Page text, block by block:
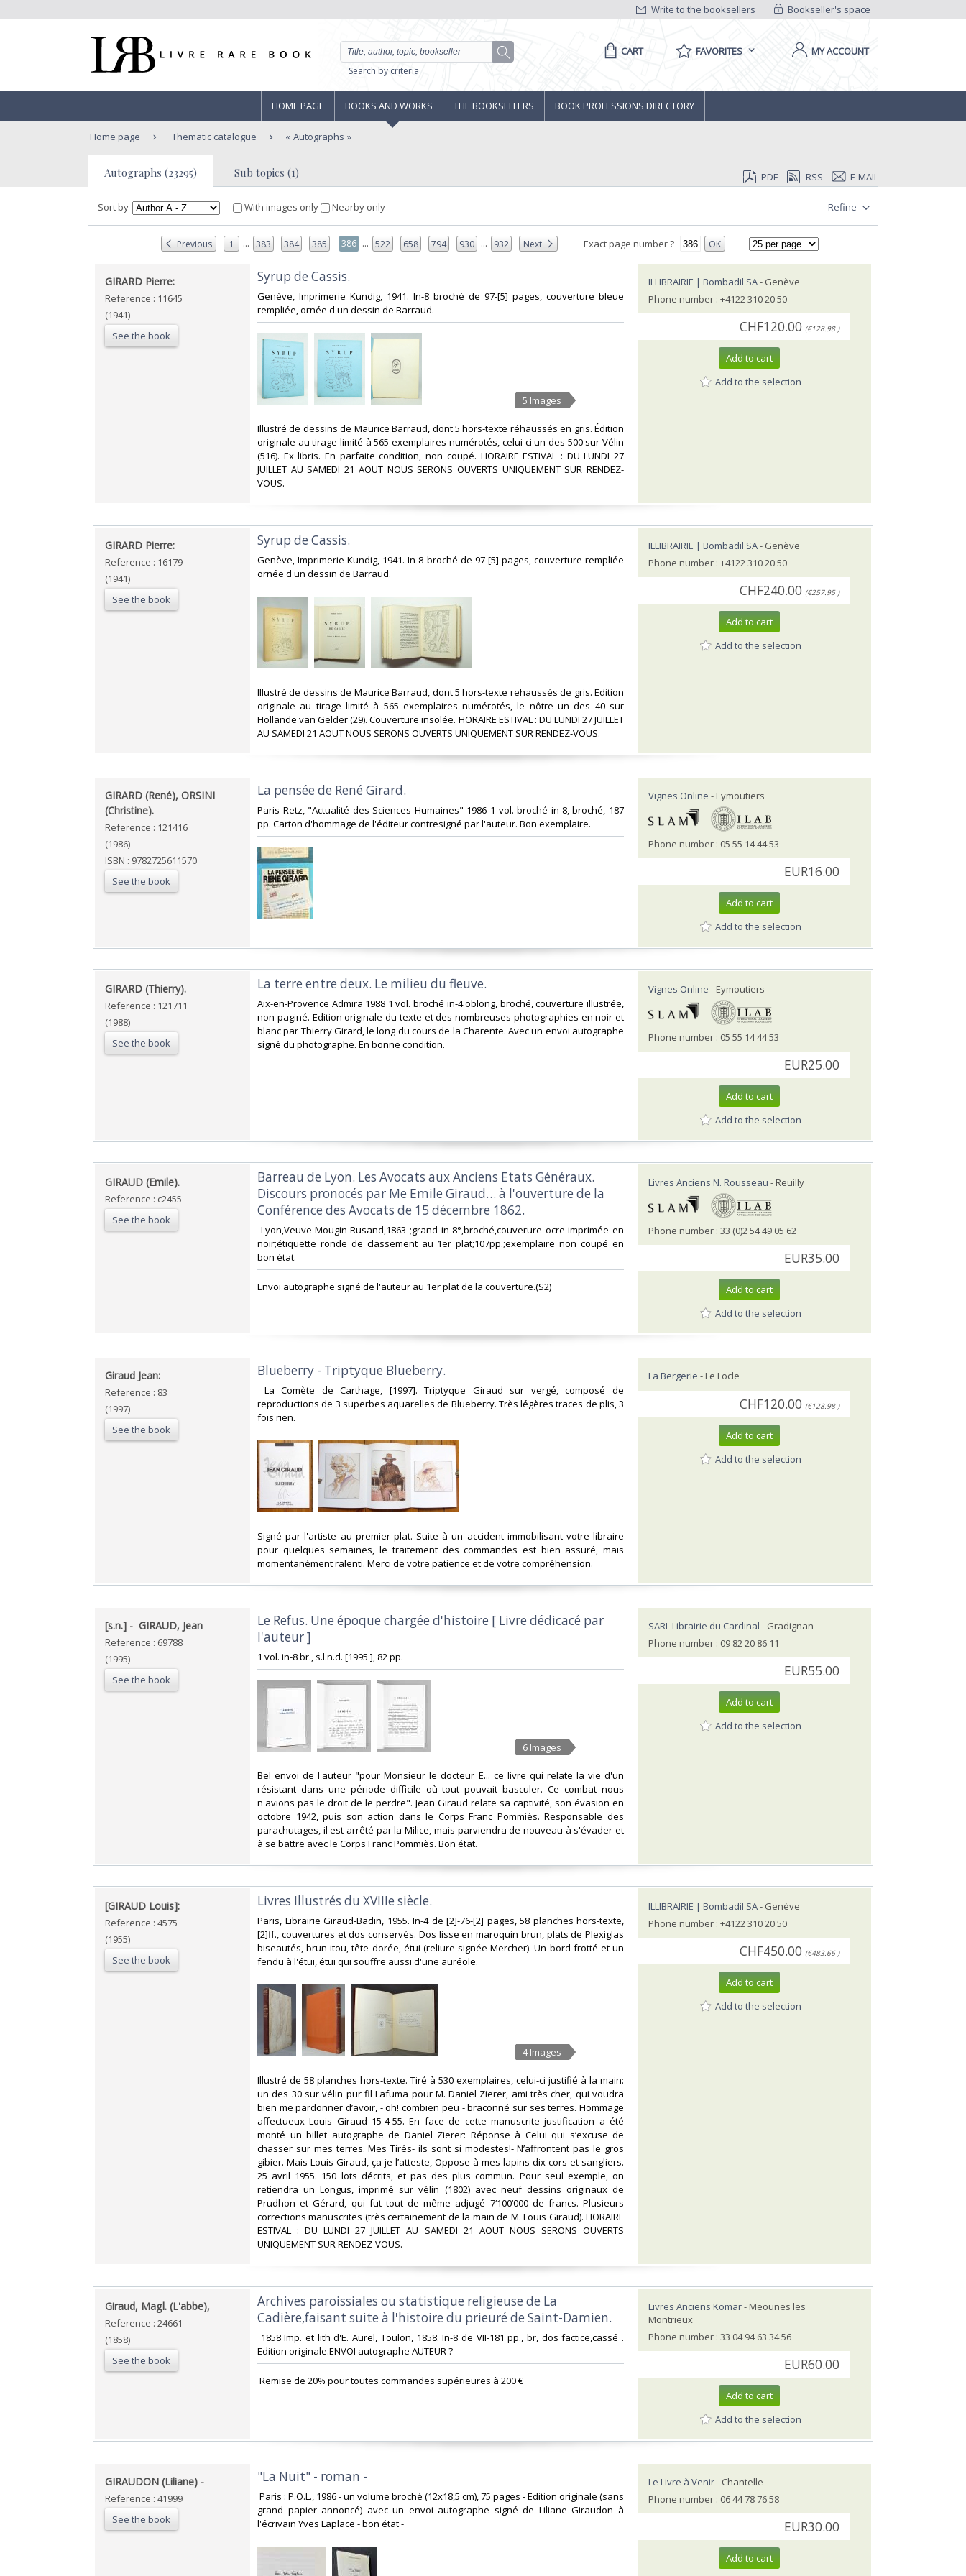
Bookseller's space
Write to the booksellers
Search by criteria
CART FAVORITES MY ACCOUNT
HOME PAGE BOOKS AND WORKS THE BOOKSELLERS BOOK PROFESSIONS DIRECTORY
Home page Thematic catalogue Autographs
Autographs (23295) Sub topics (1) PDF RSS E-MAIL
Sort by With images only Nearby only Refine
Previous 1 ... 383 384 385 386 ... 522 658 794 930 ... 932 Next Exact page number ? OK
‎GIRARD Pierre:‎
Reference : 11645
(1941)
See the book
‎Syrup de Cassis.‎
‎Genève, Imprimerie Kundig, 1941. In-8 broché de 97-[5] pages, couverture bleue
rempliée, ornée d'un dessin de Barraud. ‎
5 Images
‎Illustré de dessins de Maurice Barraud, dont 5 hors-texte réhaussés en gris. Édition
originale au tirage limité à 565 exemplaires numérotés, celui-ci un des 500 sur Vélin
(516). Ex libris. En parfaite condition, non coupé. HORAIRE ESTIVAL : DU LUNDI 27
JUILLET AU SAMEDI 21 AOUT NOUS SERONS OUVERTS UNIQUEMENT SUR RENDEZ-
VOUS.‎
ILLIBRAIRIE | Bombadil SA- Genève
Phone number : +4122 310 20 50
CHF120.00 (€128.98 )
Add to cart
Add to the selection
‎GIRARD Pierre:‎
Reference : 16179
(1941)
See the book
‎Syrup de Cassis.‎
‎Genève, Imprimerie Kundig, 1941. In-8 broché de 97-[5] pages, couverture rempliée
ornée d'un dessin de Barraud. ‎
‎Illustré de dessins de Maurice Barraud, dont 5 hors-texte rehaussés de gris. Edition
originale au tirage limité à 565 exemplaires numérotés, le nôtre un des 40 sur
Hollande van Gelder (29). Couverture insolée. HORAIRE ESTIVAL : DU LUNDI 27 JUILLET
AU SAMEDI 21 AOUT NOUS SERONS OUVERTS UNIQUEMENT SUR RENDEZ-VOUS.‎
ILLIBRAIRIE | Bombadil SA- Genève
Phone number : +4122 310 20 50
CHF240.00 (€257.95 )
Add to cart
Add to the selection
‎GIRARD (René), ORSINI
(Christine).‎
Reference : 121416
(1986)
ISBN : 9782725611570
See the book
‎La pensée de René Girard.‎
‎Paris Retz, "Actualité des Sciences Humaines" 1986 1 vol. broché in-8, broché, 187
pp. Carton d'hommage de l'éditeur contresigné par l'auteur. Bon exemplaire.‎
Vignes Online - Eymoutiers
Phone number : 05 55 14 44 53
EUR16.00
Add to cart
Add to the selection
‎GIRARD (Thierry).‎
Reference : 121711
(1988)
See the book
‎La terre entre deux. Le milieu du fleuve. ‎
‎Aix-en-Provence Admira 1988 1 vol. broché in-4 oblong, broché, couverture illustrée,
non paginé. Edition originale du texte et des nombreuses photographies en noir et
blanc par Thierry Girard, le long du cours de la Charente. Avec un envoi autographe
signé du photographe. En bonne condition. ‎
Vignes Online - Eymoutiers
Phone number : 05 55 14 44 53
EUR25.00
Add to cart
Add to the selection
‎GIRAUD (Emile).‎
Reference : c2455
See the book
‎Barreau de Lyon. Les Avocats aux Anciens Etats Généraux.
Discours pronocés par Me Emile Giraud… à l'ouverture de la
Conférence des Avocats de 15 décembre 1862.‎
‎ Lyon,Veuve Mougin-Rusand,1863 ;grand in-8°,broché,couverure ocre imprimée en
noir;étiquette ronde de classement au 1er plat;107pp.;exemplaire non coupé en
bon état.‎
‎Envoi autographe signé de l'auteur au 1er plat de la couverture.(S2) ‎
Livres Anciens N. Rousseau - Reuilly
Phone number : 33 (0)2 54 49 05 62
EUR35.00
Add to cart
Add to the selection
‎Giraud Jean: ‎
Reference : 83
(1997)
See the book
‎Blueberry - Triptyque Blueberry. ‎
‎ La Comète de Carthage, [1997]. Triptyque Giraud sur vergé, composé de
reproductions de 3 superbes aquarelles de Blueberry. Très légères traces de plis, 3
fois rien. ‎
‎Signé par l'artiste au premier plat. Suite à un accident immobilisant votre libraire
pour quelques semaines, le traitement des commandes est bien assuré, mais
momentanément ralenti. Merci de votre patience et de votre compréhension.‎
La Bergerie - Le Locle
CHF120.00 (€128.98 )
Add to cart
Add to the selection
‎[s.n.] - ‎ ‎GIRAUD, Jean‎
Reference : 69788
(1995)
See the book
‎Le Refus. Une époque chargée d'histoire [ Livre dédicacé par
l'auteur ]‎
‎1 vol. in-8 br., s.l.n.d. [1995 ], 82 pp.‎
6 Images
‎Bel envoi de l'auteur "pour Monsieur le docteur E... ce livre qui relate la vie d'un
résistant dans une période difficile où tout pouvait basculer. Ce combat nous
n'avions pas le droit de le perdre". Jean Giraud relate sa captivité, son évasion en
octobre 1942, puis son action dans le Corps Franc Pommiès. Responsable des
parachutages, il est arrêté par la Milice, mais parviendra de nouveau à s'évader et
à se battre avec le Corps Franc Pommiès. Bon état.‎
SARL Librairie du Cardinal - Gradignan
Phone number : 09 82 20 86 11
EUR55.00
Add to cart
Add to the selection
‎[GIRAUD Louis]:‎
Reference : 4575
(1955)
See the book
‎Livres Illustrés du XVIIIe siècle.‎
‎Paris, Librairie Giraud-Badin, 1955. In-4 de [2]-76-[2] pages, 58 planches hors-texte,
[2]ff., couvertures et dos conservés. Dos lisse en maroquin brun, plats de Plexiglas
biseautés, brun itou, tête dorée, étui (reliure signée Mercher). Un bord frotté et un
fendu à l'étui, étui qui souffre aussi d'une auréole. ‎
4 Images
‎Illustré de 58 planches hors-texte. Tiré à 530 exemplaires, celui-ci justifié à la main:
un des 30 sur vélin pur fil Lafuma pour M. Daniel Zierer, ami très cher, qui voudra
bien me pardonner d’avoir, - oh! combien peu - braconné sur ses terres. Hommage
affectueux Louis Giraud 15-4-55. En face de cette manuscrite justification a été
monté un billet autographe de Daniel Zierer: Réponse à Celui qui s’excuse de
chasser sur mes terres. Mes Tirés- ils sont si modestes!- N’affrontent pas le gros
gibier. Mais Louis Giraud, ça je l’atteste, Oppose à mes lapins dix cors et sangliers.
25 avril 1955. 150 lots décrits, et pas des plus commun. Pour seul exemple, on
retiendra un Longus, imprimé sur vélin (1802) avec neuf dessins originaux de
Prudhon et Gérard, qui fut tout de même adjugé 7‘100‘000 de francs. Plusieurs
corrections manuscrites (très certainement de la main de M. Louis Giraud). HORAIRE
ESTIVAL : DU LUNDI 27 JUILLET AU SAMEDI 21 AOUT NOUS SERONS OUVERTS
UNIQUEMENT SUR RENDEZ-VOUS.‎
ILLIBRAIRIE | Bombadil SA- Genève
Phone number : +4122 310 20 50
CHF450.00 (€483.66 )
Add to cart
Add to the selection
‎Giraud, Magl. (L'abbe),‎
Reference : 24661
(1858)
See the book
‎Archives paroissiales ou statistique religieuse de La
Cadière,faisant suite à l'histoire du prieuré de Saint-Damien.‎
‎ 1858 Imp. et lith d'E. Aurel, Toulon, 1858. In-8 de VII-181 pp., br, dos factice,cassé .
Edition originale.ENVOI autographe AUTEUR ?‎
‎ Remise de 20% pour toutes commandes supérieures à 200 €‎
Livres Anciens Komar- Meounes les
Montrieux
Phone number : 33 04 94 63 34 56
EUR60.00
Add to cart
Add to the selection
‎GIRAUDON (Liliane) -‎
Reference : 41999
See the book
‎"La Nuit" - roman -‎
‎ Paris : P.O.L., 1986 - un volume broché (12x18,5 cm), 75 pages - Edition originale (sans
grand papier annoncé) avec un envoi autographe signé de Liliane Giraudon à
l'écrivain Yves Laplace - bon état - ‎
Le Livre à Venir- Chantelle
Phone number : 06 44 78 76 58
EUR30.00
Add to cart